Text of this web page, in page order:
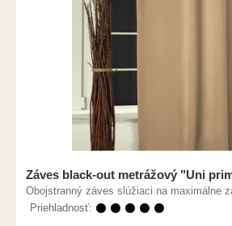
Záves black-out metrážový "Uni
Obojstranný záves slúžiaci na maximálne
Priehladnosť: ⚫ ⚫ ⚫ ⚫ ⚫